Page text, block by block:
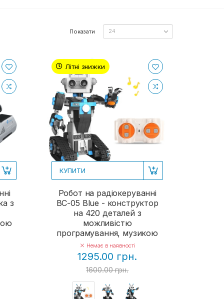
Показати
з
Літні знижки
КУПИТИ
Робот на радіокеруванні
BC-05 Blue - конструктор
на 420 деталей з
можливістю
програмування, музикою
Немає в наявності
1295.00 грн.
1600.00 грн.